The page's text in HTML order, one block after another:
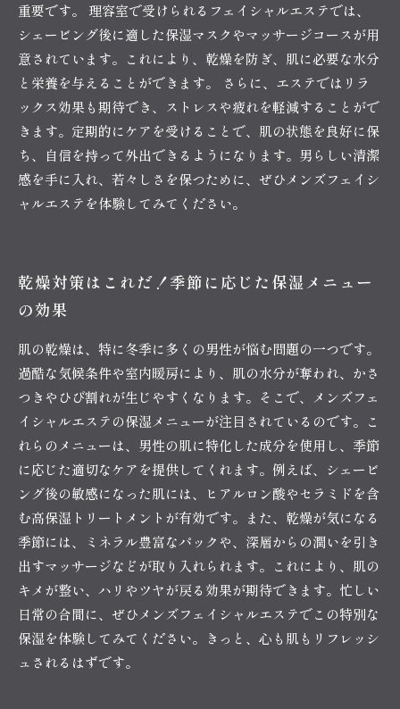
重要です。 理容室で受けられるフェイシャルエステでは、
シェービング後に適した保湿マスクやマッサージコースが用
意されています。これにより、乾燥を防ぎ、肌に必要な水分
と栄養を与えることができます。 さらに、エステではリラ
ックス効果も期待でき、ストレスや疲れを軽減することがで
きます。定期的にケアを受けることで、肌の状態を良好に保
ち、自信を持って外出できるようになります。男らしい清潔
感を手に入れ、若々しさを保つために、ぜひメンズフェイシ
ャルエステを体験してみてください。
乾燥対策はこれだ！季節に応じた保湿メニュー
の効果
肌の乾燥は、特に冬季に多くの男性が悩む問題の一つです。
過酷な気候条件や室内暖房により、肌の水分が奪われ、かさ
つきやひび割れが生じやすくなります。そこで、メンズフェ
イシャルエステの保湿メニューが注目されているのです。こ
れらのメニューは、男性の肌に特化した成分を使用し、季節
に応じた適切なケアを提供してくれます。例えば、シェービ
ング後の敏感になった肌には、ヒアルロン酸やセラミドを含
む高保湿トリートメントが有効です。また、乾燥が気になる
季節には、ミネラル豊富なパックや、深層からの潤いを引き
出すマッサージなどが取り入れられます。これにより、肌の
キメが整い、ハリやツヤが戻る効果が期待できます。忙しい
日常の合間に、ぜひメンズフェイシャルエステでこの特別な
保湿を体験してみてください。きっと、心も肌もリフレッシ
ュされるはずです。